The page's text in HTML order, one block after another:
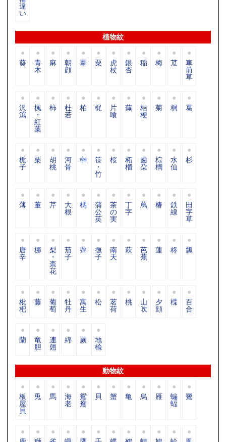
違
い
植物紋
葵 青
木
麻 朝
顔
葦 粟 虎
杖
銀
杏
稲 梅 苽 車
前
草
沢
瀉
楓
・
紅
葉
柿 杜
若
柏 梶 片
喰
蕪 桔
梗
菊 桐 葛
栀
子
栗 胡
桃
河
骨
榊 笹
・
竹
桜 柘
榴
歯
朶
棕
櫚
水
仙
杉
薄 董 芹 大
根
橘 蒲
公
英
茶
の
実
丁
字
蔦 椿 鉄
線
田
字
草
唐
辛
梛 梨
・
柰
花
茄
子
薺 撫
子
南
天
萩 芭
蕉
蓮 柊 瓢
枇
杷
藤 葡
萄
牡
丹
寓
生
松 茗
荷
桃 山
吹
夕
顔
楪 百
合
蘭 竜
胆
連
翹
綿 蕨 地
楡
動物紋
板
屋
貝
兎 馬 海
老
鴛
鴦
貝 蟹 亀 烏 雁 蝙
蝠
鷺